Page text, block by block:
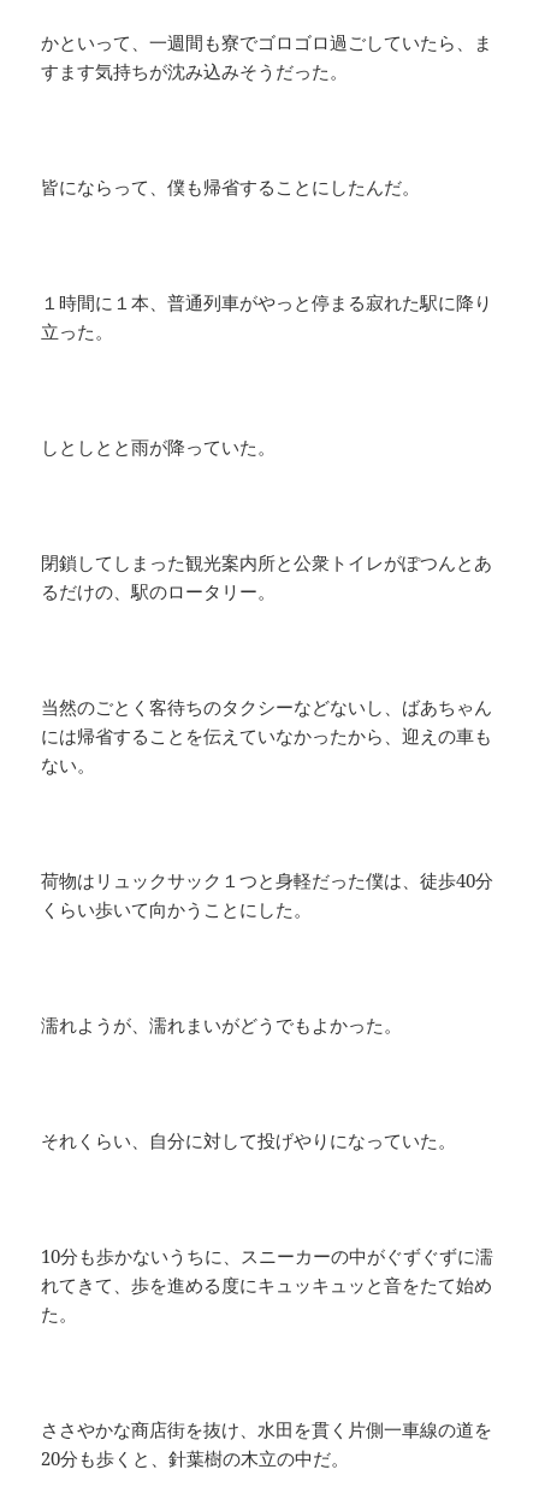
かといって、一週間も寮でゴロゴロ過ごしていたら、ま
すます気持ちが沈み込みそうだった。
皆にならって、僕も帰省することにしたんだ。
１時間に１本、普通列車がやっと停まる寂れた駅に降り
立った。
しとしとと雨が降っていた。
閉鎖してしまった観光案内所と公衆トイレがぽつんとあ
るだけの、駅のロータリー。
当然のごとく客待ちのタクシーなどないし、ばあちゃん
には帰省することを伝えていなかったから、迎えの車も
ない。
荷物はリュックサック１つと身軽だった僕は、徒歩40分
くらい歩いて向かうことにした。
濡れようが、濡れまいがどうでもよかった。
それくらい、自分に対して投げやりになっていた。
10分も歩かないうちに、スニーカーの中がぐずぐずに濡
れてきて、歩を進める度にキュッキュッと音をたて始め
た。
ささやかな商店街を抜け、水田を貫く片側一車線の道を
20分も歩くと、針葉樹の木立の中だ。